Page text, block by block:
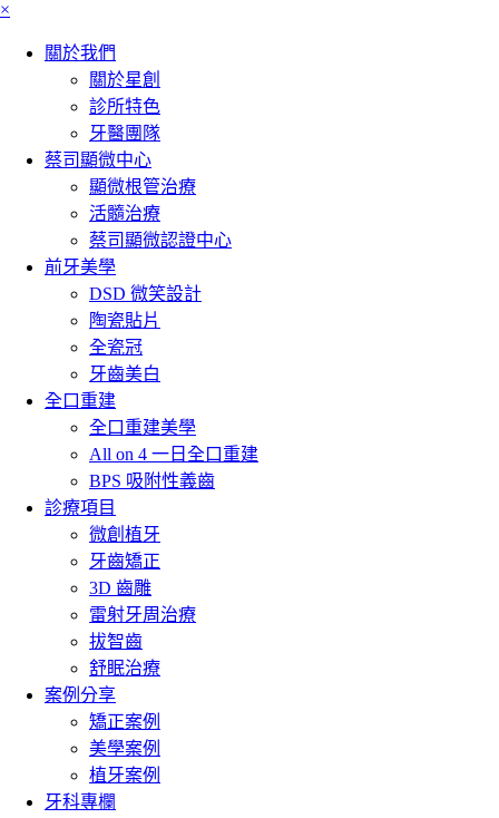
×
關於我們
關於星創
診所特色
牙醫團隊
蔡司顯微中心
顯微根管治療
活髓治療
蔡司顯微認證中心
前牙美學
DSD 微笑設計
陶瓷貼片
全瓷冠
牙齒美白
全口重建
全口重建美學
All on 4 一日全口重建
BPS 吸附性義齒
診療項目
微創植牙
牙齒矯正
3D 齒雕
雷射牙周治療
拔智齒
舒眠治療
案例分享
矯正案例
美學案例
植牙案例
牙科專欄